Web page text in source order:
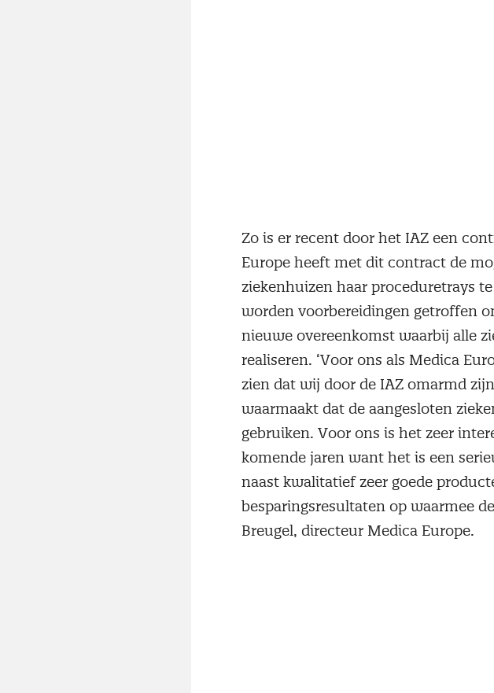
Zo is er recent door het IAZ een
Europe heeft met dit contract de
ziekenhuizen haar proceduretrays
worden voorbereidingen getroffen
nieuwe overeenkomst waarbij alle
realiseren. ‘Voor ons als Medica
zien dat wij door de IAZ omarmd
waarmaakt dat de aangesloten
gebruiken. Voor ons is het zeer
komende jaren want het is een
naast kwalitatief zeer goede
besparingsresultaten op waarmee
Breugel, directeur Medica Europe.